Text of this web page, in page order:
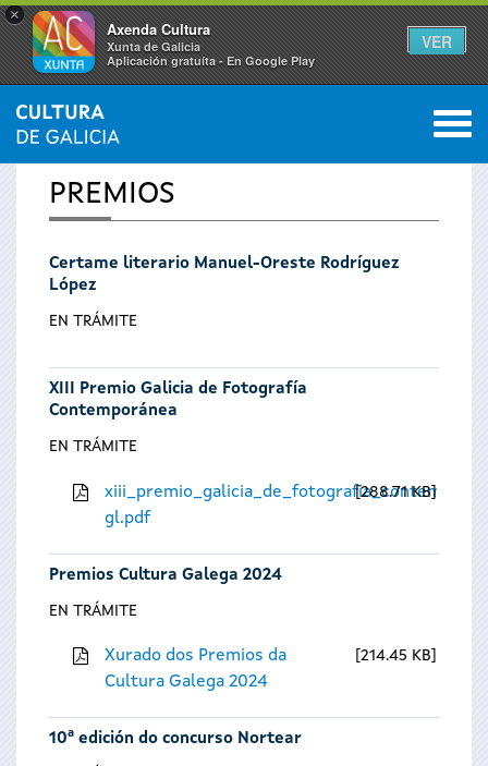
×
Axenda Cultura
Xunta de Galicia
Aplicación gratuíta - En Google Play
VER
Vostede
está
aquí
INICIO 0
PREMIOS
Certame literario Manuel-Oreste Rodríguez
López
EN TRÁMITE
XIII Premio Galicia de Fotografía
Contemporánea
EN TRÁMITE
gl.pdf
288.71 KB
Premios Cultura Galega 2024
EN TRÁMITE
Xurado dos Premios da
Cultura Galega 2024
214.45 KB
10ª edición do concurso Nortear